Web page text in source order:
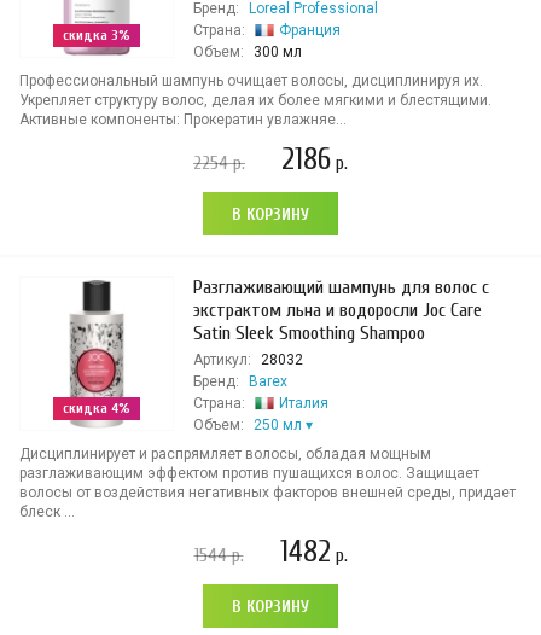
скидка 3%
Бренд:
Loreal Professional
Страна:
Франция
Объем:
300 мл
Профессиональный шампунь очищает волосы, дисциплинируя их.
Укрепляет структуру волос, делая их более мягкими и блестящими.
Активные компоненты: Прокератин увлажняе...
2254р. 2186 р.
В КОРЗИНУ
скидка 4%
Разглаживающий шампунь для волос с
экстрактом льна и водоросли Joc Care
Satin Sleek Smoothing Shampoo
Артикул:
28032
Бренд:
Barex
Страна:
Италия
Объем:
250 мл
Дисциплинирует и распрямляет волосы, обладая мощным
разглаживающим эффектом против пушащихся волос. Защищает
волосы от воздействия негативных факторов внешней среды, придает
блеск ...
1544р. 1482 р.
В КОРЗИНУ